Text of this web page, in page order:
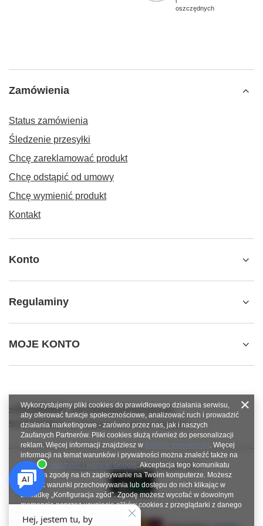
oszczędnych
Zamówienia
Status zamówienia
Śledzenie przesyłki
Chcę zareklamować produkt
Chcę odstąpić od umowy
Chcę wymienić produkt
Kontakt
Konto
Regulaminy
MOJE KONTO
+48784966809
info.robotshops@gmail.com
SUPERROBOT,ul. Parkowa 27,64-117Gołanice
W sklepie prezentujemy ceny brutto (z VAT).
Wykorzystujemy pliki cookies do prawidłowego działania serwisu,
aby oferować funkcje społecznościowe, analizować ruch i prowadzić
działania marketingowe - zarówno przez nas, jak i naszych
Zaufanych Partnerów. Pliki cookies służą również do personalizacji
reklam. Więcej informacji znajdziesz w polityce prywatności. Więcej
informacji na temat warunków i prywatności można znaleźć także na
stronie Prywatność i warunki Google. Akceptacja tego komunikatu
oznacza zgodę na ich zapisywanie na Twoim komputerze. Możesz
określić warunki przechowywania lub dostępu do nich klikając w
zakładkę „Konfiguracja zgód”. Zgodę możesz wycofać w dowolnym
momencie poprzez usunięcie plików cookies z przeglądarki z danego
urządzenia końcowego.